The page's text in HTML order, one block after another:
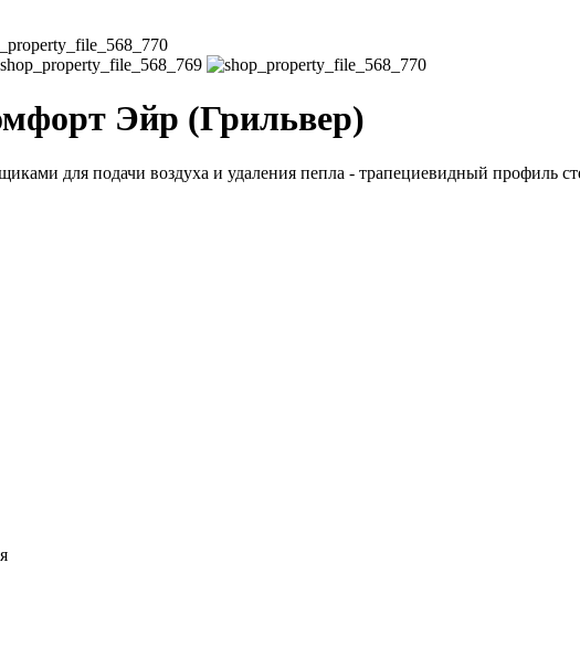
Эйр (Грильвер)
для подачи воздуха и удаления пепла - трапециевидный профиль